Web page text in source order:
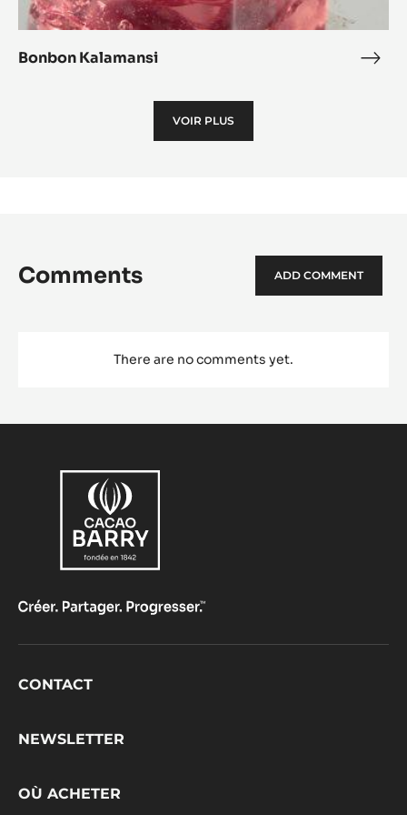
Bonbon Kalamansi
VOIR PLUS
Comments ADD COMMENT
There are no comments yet.
Footer
CONTACT
NEWSLETTER
OÙ ACHETER